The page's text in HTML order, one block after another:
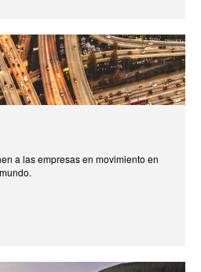
a las empresas en movimiento en